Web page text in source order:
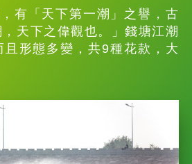
「天下第一潮」之譽，古
天下之偉觀也。」錢塘江潮
形態多變，共9種花款，大